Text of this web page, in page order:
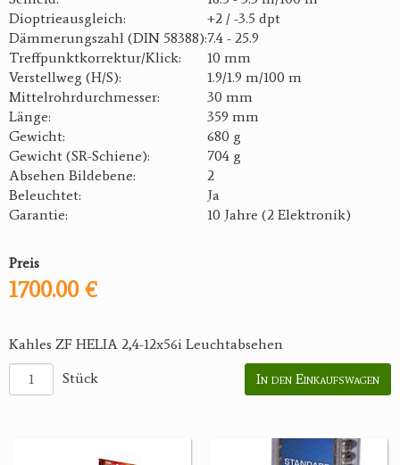
Dioptrieausgleich:
+2 / -3.5 dpt
Dämmerungszahl (DIN 58388):7.4 - 25.9
Treffpunktkorrektur/Klick:
10 mm
Verstellweg (H/S):
1.9/1.9 m/100 m
Mittelrohrdurchmesser:
30 mm
Länge:
359 mm
Gewicht:
680 g
Gewicht (SR-Schiene):
704 g
Absehen Bildebene:
2
Beleuchtet:
Ja
Garantie:
10 Jahre (2 Elektronik)
Preis
1700.00 €
Kahles ZF HELIA 2,4-12x56i Leuchtabsehen
Stück
In den Einkaufswagen